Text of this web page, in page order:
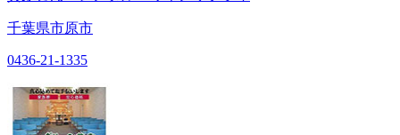
千葉県市原市
0436-21-1335